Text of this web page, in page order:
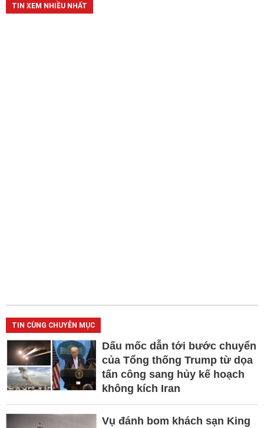
TIN XEM NHIỀU NHẤT
TIN CÙNG CHUYÊN MỤC
Dấu mốc dẫn tới bước chuyển
của Tổng thống Trump từ dọa
tấn công sang hủy kế hoạch
không kích Iran
Vụ đánh bom khách sạn King